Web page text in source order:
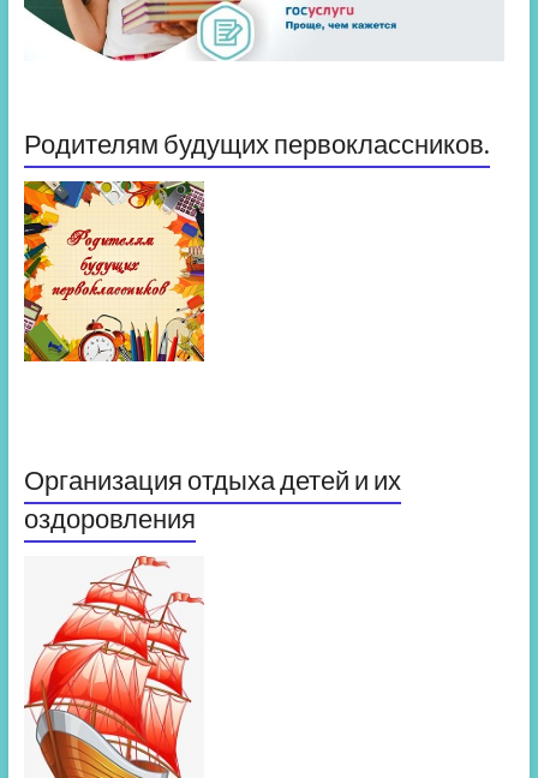
Родителям будущих первоклассников.
Организация отдыха детей и их
оздоровления